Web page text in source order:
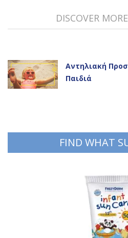
DISCOVER
Αντηλιακή
Παιδιά
FIND WHAT